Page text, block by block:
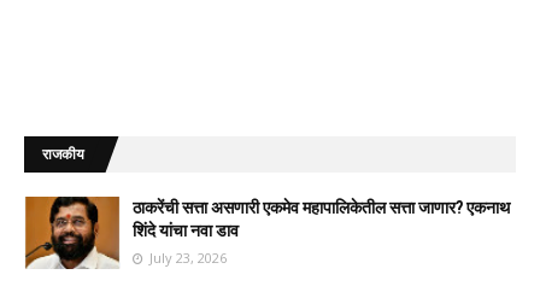
राजकीय
ठाकरेंची सत्ता असणारी एकमेव महापालिकेतील सत्ता जाणार? एकनाथ
शिंदे यांचा नवा डाव
July 23, 2026